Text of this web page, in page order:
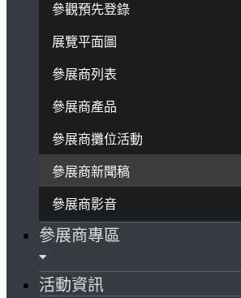
參觀預先登錄
展覽平面圖
參展商列表
參展商產品
參展商攤位活動
參展商新聞稿
參展商影音
參展商專區
活動資訊